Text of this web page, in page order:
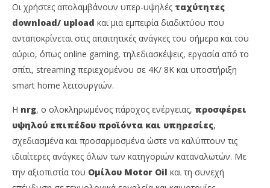
Οι χρήστες απολαμβάνουν υπερ-υψηλές ταχύτητες
download/ upload και μια εμπειρία διαδικτύου που
ανταποκρίνεται στις απαιτητικές ανάγκες του σήμερα και του
αύριο, όπως online gaming, τηλεδιασκέψεις, εργασία από το
σπίτι, streaming περιεχομένου σε 4K/ 8K και υποστήριξη
smart home λειτουργιών.
Η nrg, ο ολοκληρωμένος πάροχος ενέργειας, προσφέρει
υψηλού επιπέδου προϊόντα και υπηρεσίες,
σχεδιασμένα και προσαρμοσμένα ώστε να καλύπτουν τις
ιδιαίτερες ανάγκες όλων των κατηγοριών καταναλωτών. Με
την αξιοπιστία του Ομίλου Motor Oil και τη συνεχή